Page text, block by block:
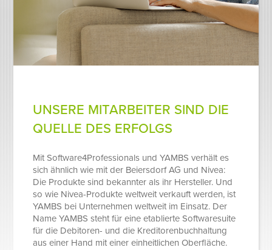
UNSERE MITARBEITER SIND DIE
QUELLE DES ERFOLGS
Mit Software4Professionals und YAMBS verhält es
sich ähnlich wie mit der Beiersdorf AG und Nivea:
Die Produkte sind bekannter als ihr Hersteller. Und
so wie Nivea-Produkte weltweit verkauft werden, ist
YAMBS bei Unternehmen weltweit im Einsatz. Der
Name YAMBS steht für eine etablierte Softwaresuite
für die Debitoren- und die Kreditorenbuchhaltung
aus einer Hand mit einer einheitlichen Oberfläche.